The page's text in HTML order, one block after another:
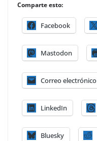
Comparte esto:
Facebook
Mastodon
Correo electrónico
LinkedIn
Bluesky